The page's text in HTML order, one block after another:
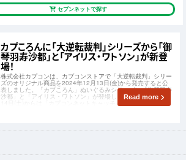
セブンネットで探す
カプころんに「大逆転裁判」シリーズから「御
琴羽寿沙都」と「アイリス・ワトソン」が新登
場！
株式会社カプコンは、カプコンストアで「大逆転裁判」シリー
ズのオリジナル商品を2024年12月13日(金)から発売すると公
表しました。「カプころん」ぬいぐるみシリーズに「御琴羽寿
沙都」と「アイリス・ワトソン」が登場します！2024年12月
14日(土)からは「カプコンネットキャッチャー カプとれ」でも
Read more